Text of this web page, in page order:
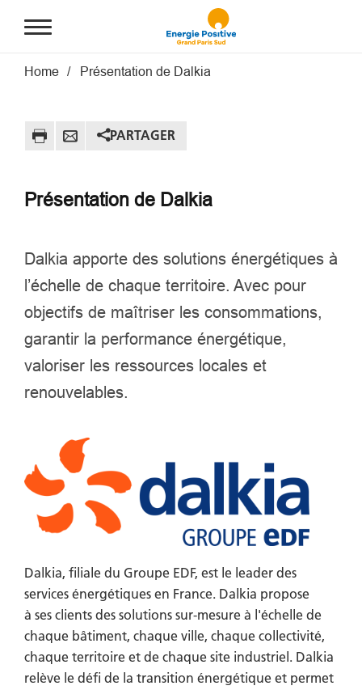
Fil d'Ariane
Home Présentation de Dalkia
PARTAGER
Présentation de Dalkia
Dalkia apporte des solutions énergétiques à
l’échelle de chaque territoire. Avec pour
objectifs de maîtriser les consommations,
garantir la performance énergétique,
valoriser les ressources locales et
renouvelables.
Dalkia, filiale du Groupe EDF, est le leader des
services énergétiques en France. Dalkia propose
à ses clients des solutions sur-mesure à l'échelle de
chaque bâtiment, chaque ville, chaque collectivité,
chaque territoire et de chaque site industriel. Dalkia
relève le défi de la transition énergétique et permet